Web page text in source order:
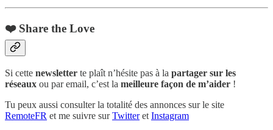
❤️ Share the Love
Si cette newsletter te plaît n’hésite pas à la partager sur les
réseaux ou par email, c’est la meilleure façon de m’aider !
Tu peux aussi consulter la totalité des annonces sur le site
RemoteFR et me suivre surTwitteret Instagram